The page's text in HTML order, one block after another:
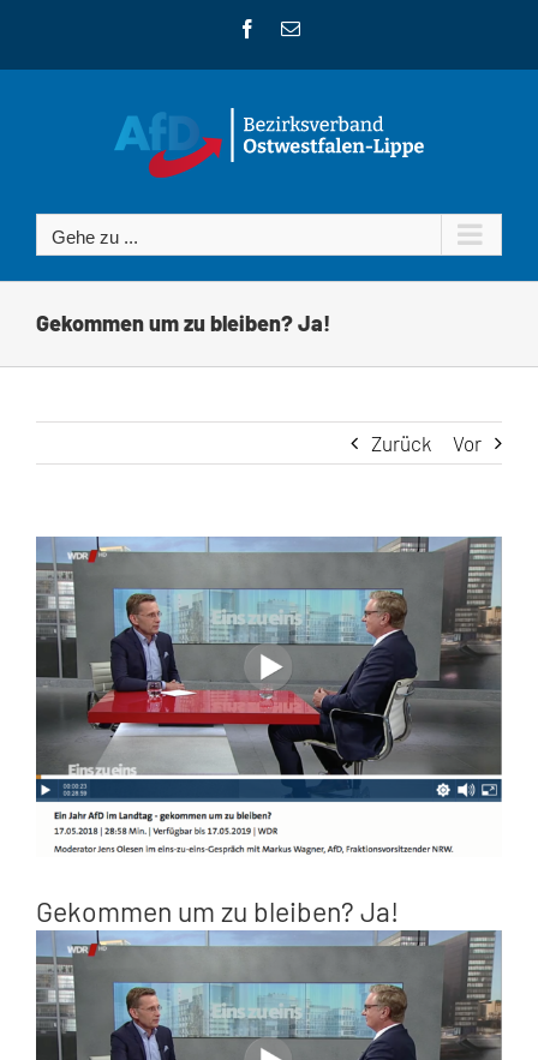
Facebook
E-
Gehe zu ...
Gekommen um zu bleiben? Ja!
Zurück Vor
Zeige
grösseres
Bild
Gekommen um zu bleiben? Ja!